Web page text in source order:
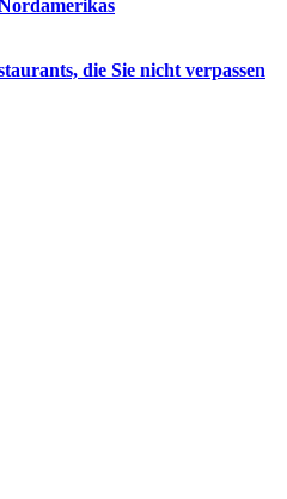
die Sie nicht verpassen